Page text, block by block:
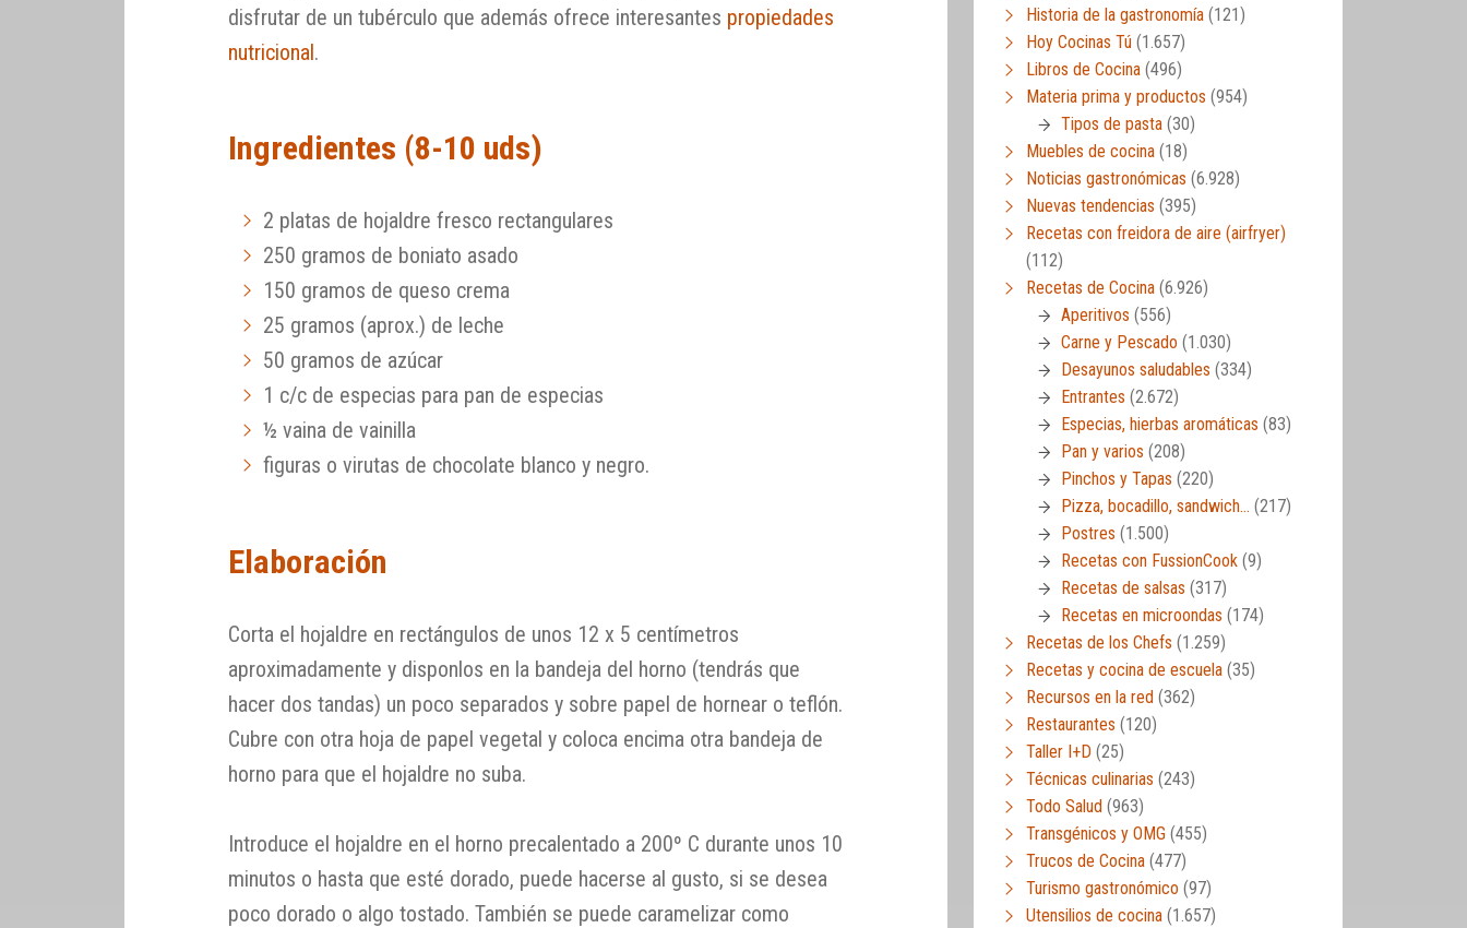
disfrutar de un tubérculo que además ofrece interesantes propiedades
nutricional.
Ingredientes (8-10 uds)
2 platas de hojaldre fresco rectangulares
250 gramos de boniato asado
150 gramos de queso crema
25 gramos (aprox.) de leche
50 gramos de azúcar
1 c/c de especias para pan de especias
½ vaina de vainilla
figuras o virutas de chocolate blanco y negro.
Elaboración
Corta el hojaldre en rectángulos de unos 12 x 5 centímetros
aproximadamente y disponlos en la bandeja del horno (tendrás que
hacer dos tandas) un poco separados y sobre papel de hornear o teflón.
Cubre con otra hoja de papel vegetal y coloca encima otra bandeja de
horno para que el hojaldre no suba.
Introduce el hojaldre en el horno precalentado a 200º C durante unos 10
minutos o hasta que esté dorado, puede hacerse al gusto, si se desea
poco dorado o algo tostado. También se puede caramelizar como
Historia de la gastronomía (121)
Hoy Cocinas Tú (1.657)
Libros de Cocina (496)
Materia prima y productos (954)
Tipos de pasta (30)
Muebles de cocina (18)
Noticias gastronómicas (6.928)
Nuevas tendencias (395)
Recetas con freidora de aire (airfryer)
(112)
Recetas de Cocina (6.926)
Aperitivos (556)
Carne y Pescado (1.030)
Desayunos saludables (334)
Entrantes (2.672)
Especias, hierbas aromáticas (83)
Pan y varios (208)
Pinchos y Tapas (220)
Pizza, bocadillo, sandwich… (217)
Postres (1.500)
Recetas con FussionCook (9)
Recetas de salsas (317)
Recetas en microondas (174)
Recetas de los Chefs (1.259)
Recetas y cocina de escuela (35)
Recursos en la red (362)
Restaurantes (120)
Taller I+D (25)
Técnicas culinarias (243)
Todo Salud (963)
Transgénicos y OMG (455)
Trucos de Cocina (477)
Turismo gastronómico (97)
Utensilios de cocina (1.657)